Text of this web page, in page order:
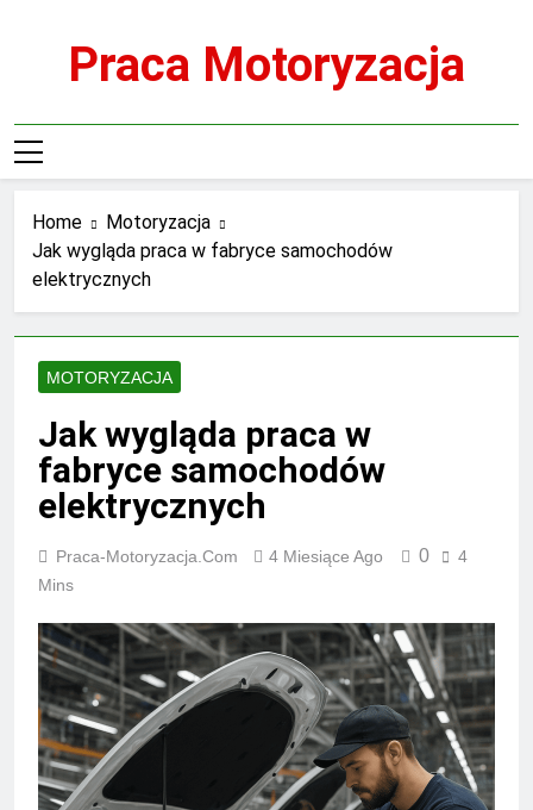
Praca Motoryzacja
Home
Motoryzacja
Jak wygląda praca w fabryce samochodów
elektrycznych
MOTORYZACJA
Jak wygląda praca w
fabryce samochodów
elektrycznych
Praca-Motoryzacja.com 4 Miesiące Ago 0
4
Mins